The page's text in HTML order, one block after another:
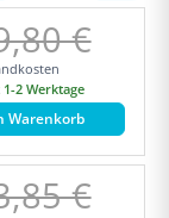
€
2 Werktage
Warenkorb
€